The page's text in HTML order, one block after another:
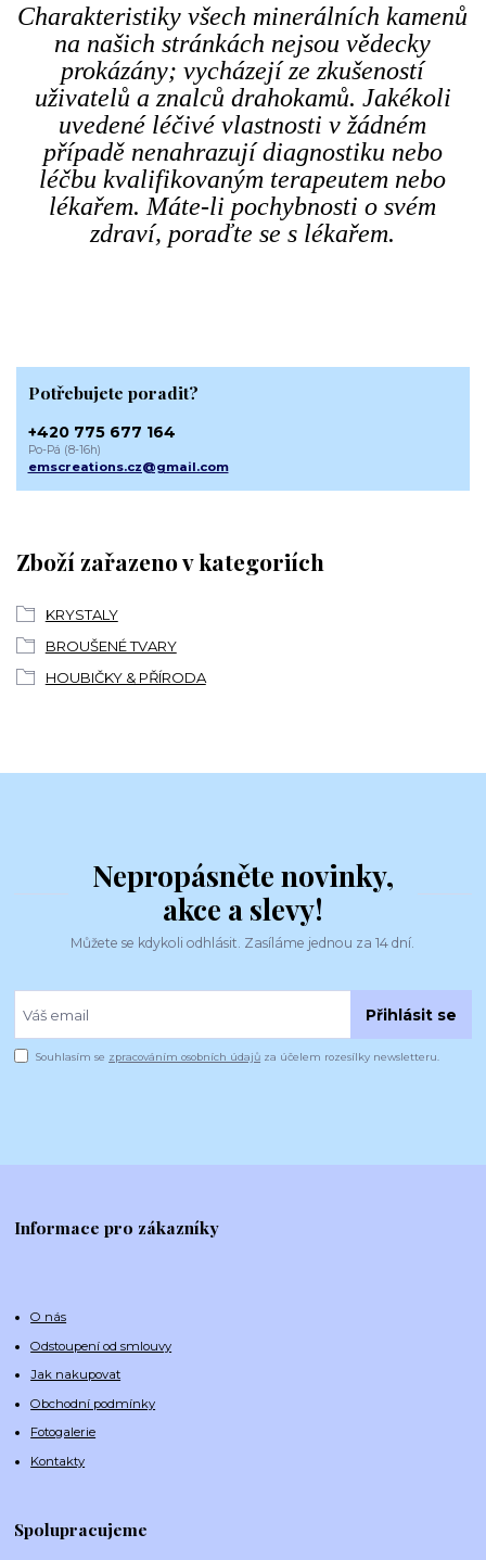
Charakteristiky všech minerálních kamenů
na našich stránkách nejsou vědecky
prokázány; vycházejí ze zkušeností
uživatelů a znalců drahokamů. Jakékoli
uvedené léčivé vlastnosti v žádném
případě nenahrazují diagnostiku nebo
léčbu kvalifikovaným terapeutem nebo
lékařem. Máte-li pochybnosti o svém
zdraví, poraďte se s lékařem.
Zboží zařazeno v kategoriích
KRYSTALY
BROUŠENÉ TVARY
HOUBIČKY & PŘÍRODA
Potřebujete poradit?
+420 775 677 164
Po-Pá (8-16h)
emscreations.cz@gmail.com
Nepropásněte novinky,
akce a slevy!
Můžete se kdykoli odhlásit. Zasíláme jednou za 14 dní.
Přihlásit se
Souhlasím se zpracováním osobních údajů za účelem rozesílky newsletteru.
Informace pro zákazníky
O nás
Odstoupení od smlouvy
Jak nakupovat
Obchodní podmínky
Fotogalerie
Kontakty
Spolupracujeme